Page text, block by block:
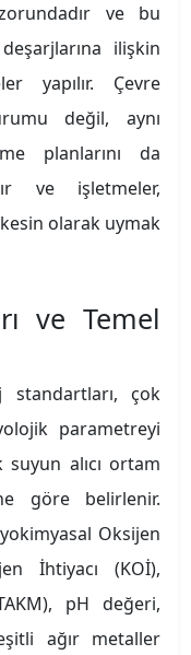
ve bu
ilişkin
yapılır. Çevre
değil, aynı
planlarını da
ve işletmeler,
olarak uymak
ve Temel
standartları, çok
parametreyi
alıcı ortam
göre belirlenir.
Oksijen
İhtiyacı (KOİ),
pH değeri,
ağır metaller